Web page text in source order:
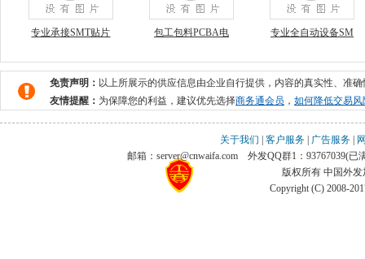
专业承接SMT贴片 包工包料PCBA电 专业全自动设备SM
免责声明： 以上所展示的供应信息由企业自行提供，内容的真实性、准
友情提醒： 为保障您的利益，建议优先选择商务通会员 ， 如何降低交易风
关于我们 客户服务 广告服务
邮箱：server@cnwaifa.com外发QQ群1：93767039(已
版权所有 中国外
Copyright (C) 2008-